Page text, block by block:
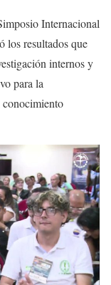
Internacional
los resultados que
internos y
para la